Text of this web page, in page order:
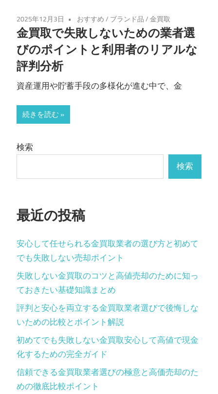
2025年12月3日 おすすめ/ ブランド品/金買取
金買取で失敗しないための業者選
びのポイントと利用者のリアルな
評判分析
資産運用や貯蓄手段の多様化が進む中で、金
続きを読む
検索
検索
最近の投稿
安心して任せられる金買取業者の選び方と初めて
でも失敗しない売却ポイント
失敗しない金買取のコツと高値売却のために知っ
ておきたい基礎知識まとめ
評判と安心を両立する金買取業者選びで後悔しな
いための比較とポイント解説
初めてでも失敗しない金買取安心して高値で現金
化するための完全ガイド
信頼できる金買取業者選びの極意と高価売却のた
めの徹底比較ポイント